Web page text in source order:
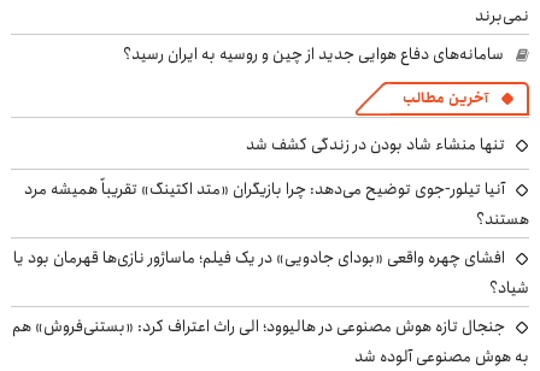
نمی‌برند
سامانه‌های دفاع هوایی جدید از چین و روسیه به ایران رسید؟
آخرین مطالب
تنها منشاء شاد بودن در زندگی کشف شد
آنیا تیلور-جوی توضیح می‌دهد: چرا بازیگران «متد اکتینگ» تقریباً همیشه مرد
هستند؟
افشای چهره واقعی «بودای جادویی» در یک فیلم؛ ماساژور نازی‌ها قهرمان بود یا
شیاد؟
جنجال تازه هوش مصنوعی در هالیوود؛ الی راث اعتراف کرد: «بستنی‌فروش» هم
به هوش مصنوعی آلوده شد